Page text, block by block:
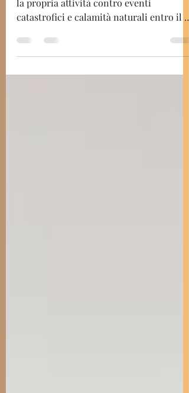
imprese italiane obbligate ad assicurare
catastrofici e calamità naturali entro il 31
dicembre 2025